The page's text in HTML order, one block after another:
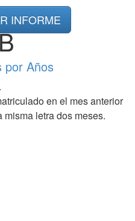
INFORME
por Años
.
en el mes anterior
letra dos meses.